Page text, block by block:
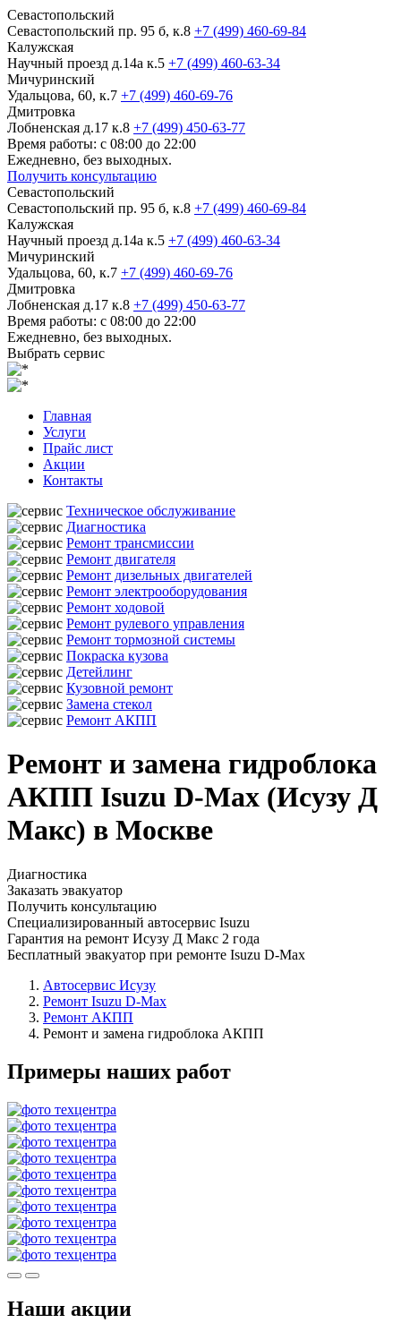
Севастопольский
Севастопольский пр. 95 б, к.8 +7 (499) 460-69-84
Калужская
Научный проезд д.14а к.5 +7 (499) 460-63-34
Мичуринский
Удальцова, 60, к.7 +7 (499) 460-69-76
Дмитровка
Лобненская д.17 к.8 +7 (499) 450-63-77
Время работы: с 08:00 до 22:00
Ежедневно, без выходных.
Получить консультацию
Севастопольский
Севастопольский пр. 95 б, к.8 +7 (499) 460-69-84
Калужская
Научный проезд д.14а к.5 +7 (499) 460-63-34
Мичуринский
Удальцова, 60, к.7 +7 (499) 460-69-76
Дмитровка
Лобненская д.17 к.8 +7 (499) 450-63-77
Время работы: с 08:00 до 22:00
Ежедневно, без выходных.
Выбрать сервис
Главная
Услуги
Прайс лист
Акции
Контакты
Техническое обслуживание
Диагностика
Ремонт трансмиссии
Ремонт двигателя
Ремонт дизельных двигателей
Ремонт электрооборудования
Ремонт ходовой
Ремонт рулевого управления
Ремонт тормозной системы
Покраска кузова
Детейлинг
Кузовной ремонт
Замена стекол
Ремонт АКПП
Ремонт и замена гидроблока
АКПП Isuzu D-Max (Исузу Д
Макс) в Москве
Диагностика
Заказать эвакуатор
Получить консультацию
Специализированный автосервис Isuzu
Гарантия на ремонт Исузу Д Макс 2 года
Бесплатный эвакуатор при ремонте Isuzu D-Max
Автосервис Исузу
Ремонт Isuzu D-Max
Ремонт АКПП
Ремонт и замена гидроблока АКПП
Примеры наших работ
Наши акции